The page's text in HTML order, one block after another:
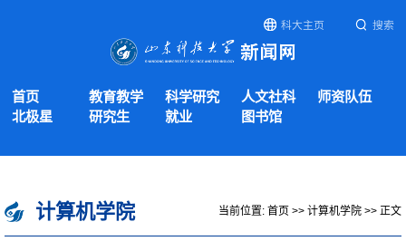
科大主页 搜索
首页 教育教学 科学研究 人文社科
师资队伍
北极星
研究生 就业 图书馆
计算机学院 当前位置: 首页 >> 计算机学院 >> 正文